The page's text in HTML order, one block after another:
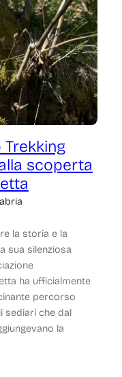
scoperta
la storia e la
sua silenziosa
ha ufficialmente
percorso
sediari che dal
la